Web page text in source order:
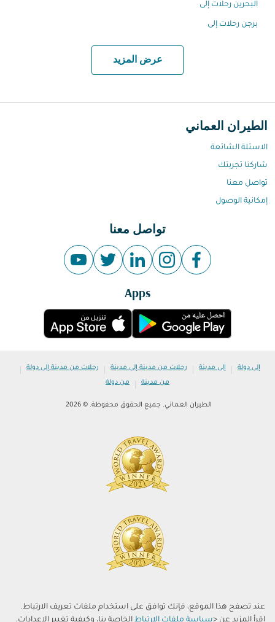
عند تصفح هذا الموقع، فإنك توافق على استخدام ملفات تعريف الارتباط.
اقرأ المزيد عن <سياسة ملفات الارتباط الخاصة بنا، وكيفية تغيير الإعدادات.
البحرين رحلات إلى
برجن رحلات إلى
عرض المزيد
الطيران العماني
الاسئلة الشائعة
شاركنا تجربتك
تواصل معنا
إمكانية الوصول
تواصل معنا
Apps
إلى دولة | إلى مدينة | رحلات من مدينة إلى مدينة | رحلات من مدينة إلى دولة |
من مدينة | من دولة
الطيران العماني. جميع الحقوق محفوظة. © 2026